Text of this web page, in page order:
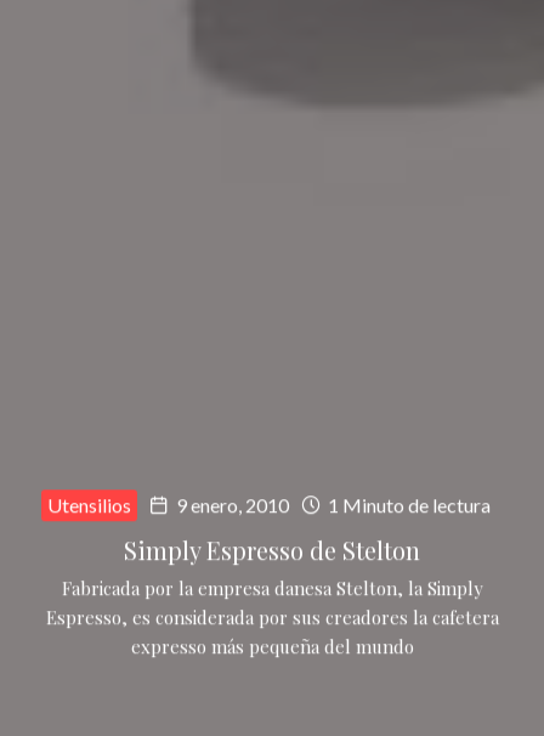
Utensilios 9 enero, 2010 1 Minuto de lectura
Simply Espresso de Stelton
Fabricada por la empresa danesa Stelton, la Simply
Espresso, es considerada por sus creadores la cafetera
expresso más pequeña del mundo